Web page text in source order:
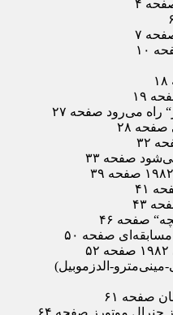
۴
۷
۱۹
راه می‌رود صفحه ۲۷
۲۸
۳۲
صفحه ۳۳
۴۱
۴۳
صفحه ۴۶
صفحه ۵۰
مینی‌مترو-الدزموبیل)
صفحه ۶۱
موتورز صفحه ۶۴